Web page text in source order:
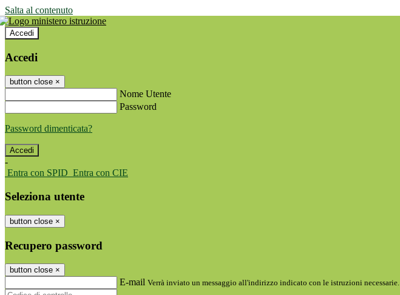
Salta al contenuto
Accedi
Accedi
button close ×
Nome Utente
Password
Password dimenticata?
-
Entra con SPID Entra con CIE
Seleziona utente
button close ×
Recupero password
button close ×
E-mail Verrà inviato un messaggio all'indirizzo indicato con le istruzioni necessarie.